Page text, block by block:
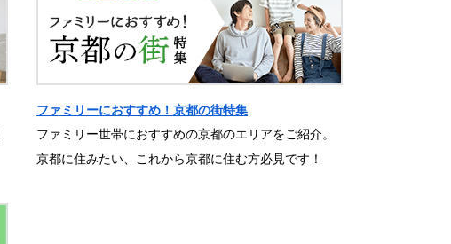
ファミリーにおすすめ！京都の街特集
ファミリー世帯におすすめの京都のエリアをご紹介。
京都に住みたい、これから京都に住む方必見です！